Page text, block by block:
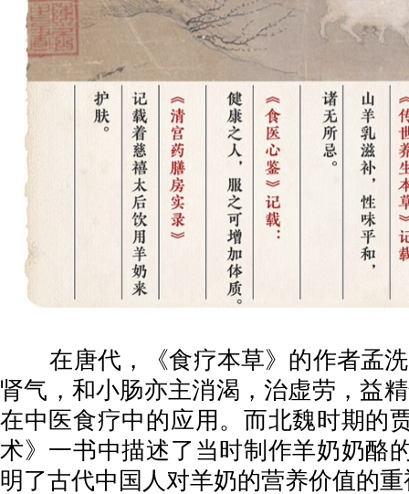
在唐代，《食疗本草》的作者孟洗
肾气，和小肠亦主消渴，治虚劳，益
在中医食疗中的应用。而北魏时期的
术》一书中描述了当时制作羊奶奶酪
明了古代中国人对羊奶的营养价值的